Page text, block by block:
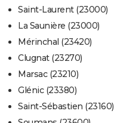
Saint-Laurent (23000)
La Saunière (23000)
Mérinchal (23420)
Clugnat (23270)
Marsac (23210)
Glénic (23380)
Saint-Sébastien (23160)